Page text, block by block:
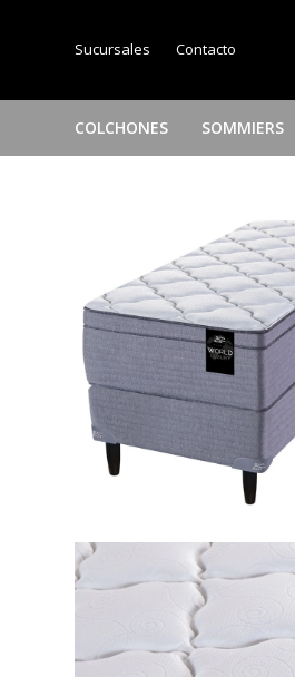
COLCHONES SOMMIERS
Sucursales Contacto